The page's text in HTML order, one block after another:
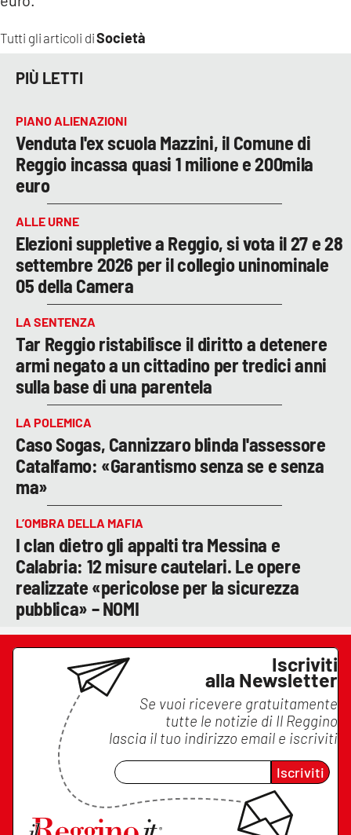
Tutti gli articoli diSocietà
PIÙ LETTI
PIANO ALIENAZIONI
Venduta l'ex scuola Mazzini, il Comune di
Reggio incassa quasi 1 milione e 200mila
euro
ALLE URNE
Elezioni suppletive a Reggio, si vota il 27 e 28
settembre 2026 per il collegio uninominale
05 della Camera
LA SENTENZA
Tar Reggio ristabilisce il diritto a detenere
armi negato a un cittadino per tredici anni
sulla base di una parentela
LA POLEMICA
Caso Sogas, Cannizzaro blinda l'assessore
Catalfamo: «Garantismo senza se e senza
ma»
L’OMBRA DELLA MAFIA
I clan dietro gli appalti tra Messina e
Calabria: 12 misure cautelari. Le opere
realizzate «pericolose per la sicurezza
pubblica» – NOMI
Iscriviti
alla Newsletter
Se vuoi ricevere gratuitamente
tutte le notizie di Il Reggino
lascia il tuo indirizzo email e iscriviti
Iscriviti